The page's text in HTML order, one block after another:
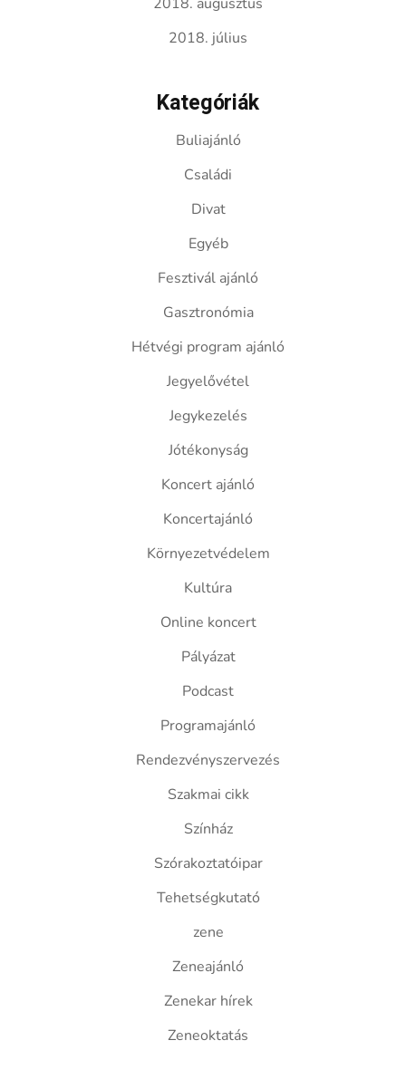
2018. július
Kategóriák
Buliajánló
Családi
Divat
Egyéb
Fesztivál ajánló
Gasztronómia
Hétvégi program ajánló
Jegyelővétel
Jegykezelés
Jótékonyság
Koncert ajánló
Koncertajánló
Környezetvédelem
Kultúra
Online koncert
Pályázat
Podcast
Programajánló
Rendezvényszervezés
Szakmai cikk
Színház
Szórakoztatóipar
Tehetségkutató
zene
Zeneajánló
Zenekar hírek
Zeneoktatás